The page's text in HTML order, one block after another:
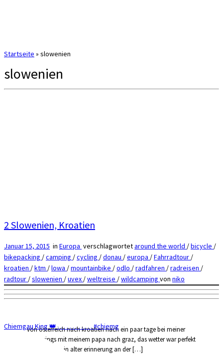
Startseite » slowenien
slowenien
von österreich nach kroatien nach ein paar tage bei meiner
family gings mit meinem papa nach graz, das wetter war perfekt
und wir fuhren in alter erinnerung an der […]
2 Slowenien, Kroatien
Januar 15, 2015 in Europa verschlagwortetaround the world /bicycle /
bikepacking /camping /cycling /donau /europa /Fahrradtour /
kroatien /ktm /lowa /mountainbike /odlo /radfahren /radreisen /
radtour /slowenien /uvex /weltreise /wildcamping von niko
Chiemgau King 👑 . . . . . . . . . . . . #chiemg